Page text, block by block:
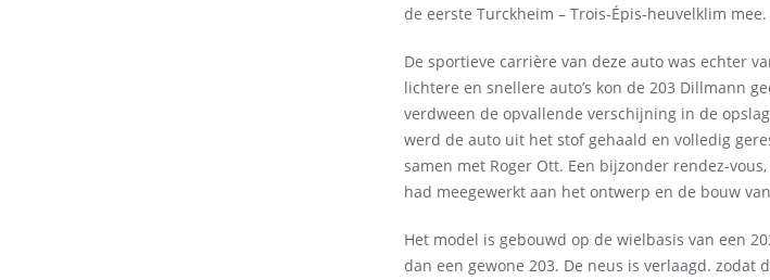
de eerste Turckheim – Trois-Épis-heuvelklim mee.
De sportieve carrière van deze auto was echter
lichtere en snellere auto’s kon de 203 Dillmann
verdween de opvallende verschijning in de
werd de auto uit het stof gehaald en volledig
samen met Roger Ott. Een bijzonder rendez-
had meegewerkt aan het ontwerp en de bouw
Het model is gebouwd op de wielbasis van een
dan een gewone 203. De neus is verlaagd.